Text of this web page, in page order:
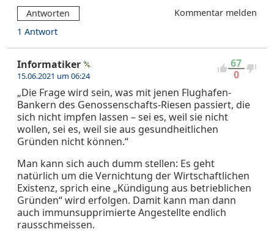
Antworten
Kommentar melden
1 Antwort
67
0
Informatiker
15.06.2021 um 06:24
„Die Frage wird sein, was mit jenen Flughafen-
Bankern des Genossenschafts-Riesen passiert, die
sich nicht impfen lassen – sei es, weil sie nicht
wollen, sei es, weil sie aus gesundheitlichen
Gründen nicht können.“
Man kann sich auch dumm stellen: Es geht
natürlich um die Vernichtung der Wirtschaftlichen
Existenz, sprich eine „Kündigung aus betrieblichen
Gründen“ wird erfolgen. Damit kann man dann
auch immunsupprimierte Angestellte endlich
rausschmeissen.